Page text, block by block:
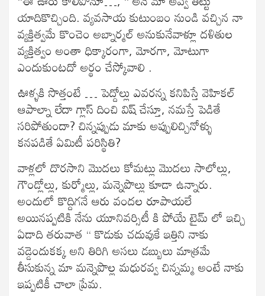
యాదికొచ్చింది. వ్యవసాయ కుటుంబం నుండి వచ్చిన నా
వ్యక్తిత్వమే కొంచెం అబ్నార్మల్ అనుకునేవాళ్లూ దళితుల
వ్యక్తిత్వం అంతా ధిక్కారంగా, మోరగా, మోటుగా
ఎందుకుంటదో అర్థం చేస్కోవాలి .
ఊళ్ళకి సొత్తంటే … పెద్దోల్లు ఎవరన్న కనిపిస్తే వెహికల్
ఆపాల్నా లేదా గ్లాస్ దించి విష్ చేస్తూ, నమస్తే పెడితే
సరిపోతుందా? చిన్నప్పుడు మాకు అప్పులిచ్చినోళ్ళు
కనపడితే ఏమిటీ పరిస్థితి?
వాళ్లలో దొరసాని మొదలు కోమట్లు మొదలు సాలోల్లు,
గౌండ్లోల్లు, కుర్మోల్లు, మన్నెపొల్లు కూడా ఉన్నారు.
అందులో కొద్దిగనే ఆరు వందల రూపాయలే
అయినప్పటికి నేను యూనివర్సిటీ కి పోయే టైమ్ లో ఇచ్చి
ఏడాది తరువాత “ కొడుకు చదువుకే ఇత్తిని నాకు
వడ్డెందుకక్క అని తిరిగి అసలు డబ్బులు మాత్రమే
తీసుకున్న మా మన్నెపొల్ల మధురవ్వ చిన్నమ్మ అంటే నాకు
ఇప్పటికీ చాలా ప్రేమ.